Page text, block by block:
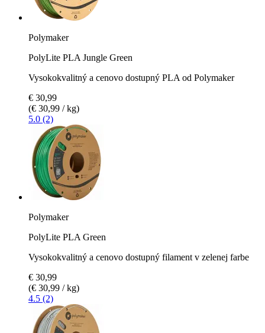
Polymaker
PolyLite PLA Jungle Green
Vysokokvalitný a cenovo dostupný PLA od Polymaker
€ 30,99
(€ 30,99 / kg)
5.0 (2)
Polymaker
PolyLite PLA Green
Vysokokvalitný a cenovo dostupný filament v zelenej farbe
€ 30,99
(€ 30,99 / kg)
4.5 (2)